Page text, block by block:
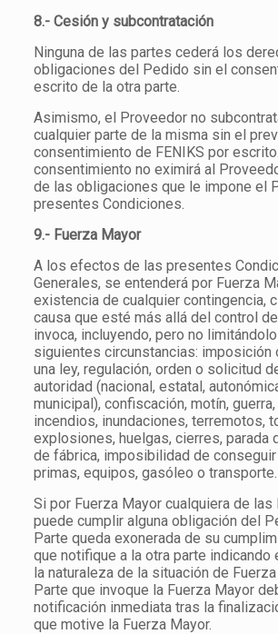
8.- Cesión y subcontratación
Ninguna de las partes cederá los
obligaciones del Pedido sin el
escrito de la otra parte.
Asimismo, el Proveedor no
cualquier parte de la misma sin el
consentimiento de FENIKS por
consentimiento no eximirá al
de las obligaciones que le impone el
presentes Condiciones.
9.- Fuerza Mayor
A los efectos de las presentes
Generales, se entenderá por Fuerza
existencia de cualquier contingencia,
causa que esté más allá del control
invoca, incluyendo, pero no
siguientes circunstancias: imposición
una ley, regulación, orden o solicitud
autoridad (nacional, estatal,
municipal), confiscación, motín,
incendios, inundaciones, terremotos,
explosiones, huelgas, cierres, parada
de fábrica, imposibilidad de
primas, equipos, gasóleo o transporte.
Si por Fuerza Mayor cualquiera de las
puede cumplir alguna obligación del
Parte queda exonerada de su
que notifique a la otra parte indicando
la naturaleza de la situación de
Parte que invoque la Fuerza Mayor
notificación inmediata tras la
que motive la Fuerza Mayor.